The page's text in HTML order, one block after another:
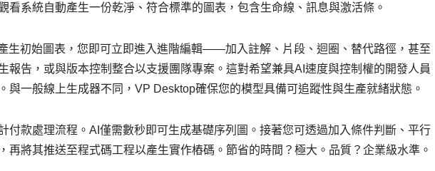
看系統自動產生一份乾淨、符合標準的圖表，包含生命線、訊息與激活條。
生初始圖表，您即可立即進入進階編輯——加入註解、片段、迴圈、替代路徑，甚至
報告，或與版本控制整合以支援團隊專案。這對希望兼具AI速度與控制權的開發人員
與一般線上生成器不同，VP Desktop確保您的模型具備可追蹤性與生產就緒狀態。
付款處理流程。AI僅需數秒即可生成基礎序列圖。接著您可透過加入條件判斷、平行
再將其推送至程式碼工程以產生實作樁碼。節省的時間？極大。品質？企業級水準。